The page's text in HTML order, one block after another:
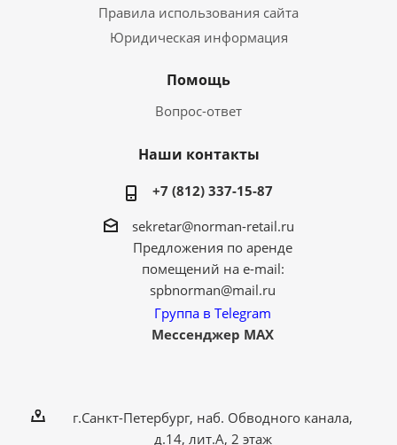
Правила использования сайта
Юридическая информация
Помощь
Вопрос-ответ
Наши контакты
+7 (812) 337-15-87
sekretar@norman-retail.ru
Предложения по аренде
помещений на e-mail:
spbnorman@mail.ru
Группа в Telegram
Мессенджер MAX
г.Санкт-Петербург, наб. Обводного канала,
д.14, лит.А, 2 этаж